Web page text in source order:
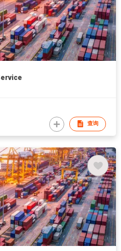
查询